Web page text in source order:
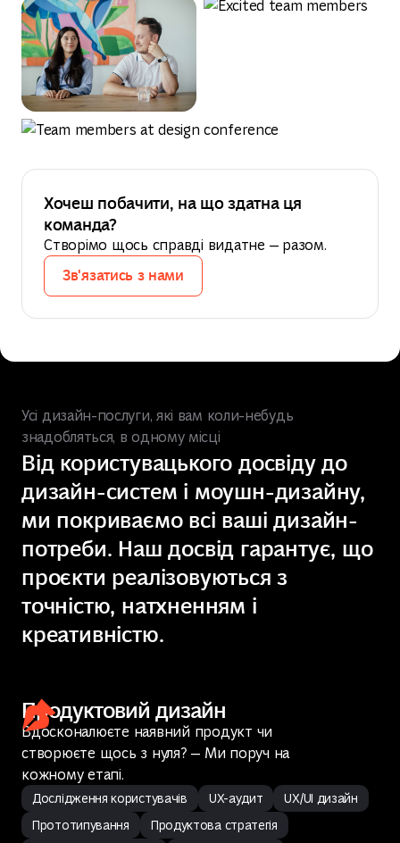
Хочеш побачити, на що здатна ця
команда?
Створімо щось справді видатне — разом.
Зв'язатись з нами
Зв'язатись з нами
Усі дизайн-послуги, які вам коли-небудь
знадобляться, в одному місці
Від користувацького досвіду до
дизайн-систем і моушн-дизайну,
ми покриваємо всі ваші дизайн-
потреби. Наш досвід гарантує, що
проєкти реалізовуються з
точністю, натхненням і
креативністю.
Продуктовий дизайн
Вдосконалюєте наявний продукт чи
створюєте щось з нуля? — Ми поруч на
кожному етапі.
Дослідження користувачів UX-аудит
UX/UI дизайн
Прототипування
Продуктова стратегія